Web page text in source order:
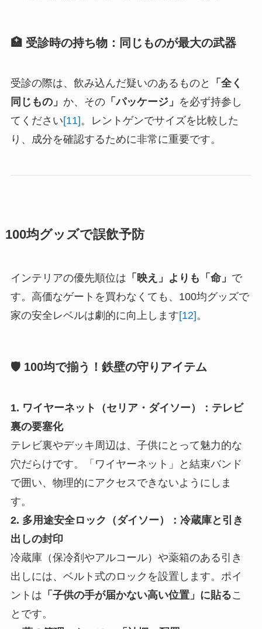
🏥 受診時の持ち物：同じものが最大の武器
受診の際は、飲み込んだ疑いのあるものと
「全く
同じもの」 か、その「パッケージ」 を必ず持参し
てください[11]。レントゲンでサイズを比較した
り、成分を確認するために非常に重要です。
100均グッズで誤飲予防
インテリアの優先順位は 「映え」よりも「命」 で
す。高価なゲートを買わなくても、100均グッズで
家の安全レベルは劇的に向上します[12]。
🛡️ 100均で揃う！鉄壁の守りアイテム
1. ワイヤーネット（セリア・ダイソー）：テレビ
裏の要塞化
テレビ裏やデッキ周辺は、子供にとって魅力的な
穴だらけです。「ワイヤーネット」と結束バンド
で囲い、物理的にアクセスできないようにしま
す。
2. 多用途安全ロック（ダイソー）：冷蔵庫と引き
出しの封印
冷蔵庫（保冷剤やアルコール）や薬箱のある引き
出しには、ベルト式のロックを設置します。ポイ
ントは 「子供の手が届かない高い位置」に貼るこ
とです。